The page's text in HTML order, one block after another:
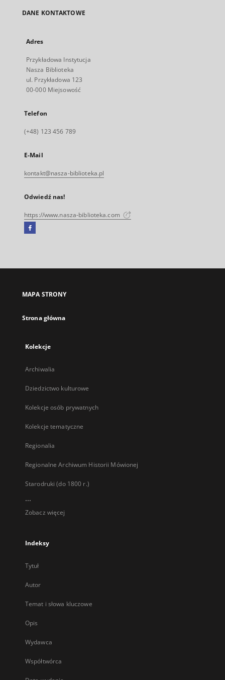
DANE KONTAKTOWE
Adres
Przykładowa Instytucja
Nasza Biblioteka
ul. Przykładowa 123
00-000 Miejsowość
Telefon
(+48) 123 456 789
E-Mail
kontakt@nasza-biblioteka.pl
Odwiedź nas!
https://www.nasza-biblioteka.com
Facebook
się
karcie
MAPA STRONY
Strona główna
Kolekcje
Archiwalia
Dziedzictwo kulturowe
Kolekcje osób prywatnych
Kolekcje tematyczne
Regionalia
Regionalne Archiwum Historii Mówionej
Starodruki (do 1800 r.)
...
Zobacz więcej
Indeksy
Tytuł
Autor
Temat i słowa kluczowe
Opis
Wydawca
Współtwórca